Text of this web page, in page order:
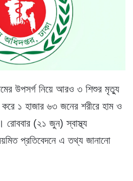
উপসর্গ নিয়ে আরও ৩ শিশুর মৃত্যু
১ হাজার ৬৩ জনের শরীরে হাম ও
রোববার (২১ জুন) স্বাস্থ্য
প্রতিবেদনে এ তথ্য জানানো